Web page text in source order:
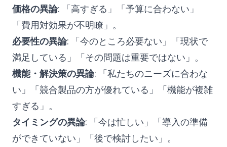
お問い合わせ
ログイン 新規登録
フォローする
価格の異論: 「高すぎる」「予算に合わない」
「費用対効果が不明瞭」。
必要性の異論: 「今のところ必要ない」「現状で
満足している」「その問題は重要ではない」。
機能・解決策の異論: 「私たちのニーズに合わな
い」「競合製品の方が優れている」「機能が複雑
すぎる」。
タイミングの異論: 「今は忙しい」「導入の準備
ができていない」「後で検討したい」。